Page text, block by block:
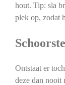
hout. Tip: sla
plek op, zodat
Ontstaat er
deze dan nooit